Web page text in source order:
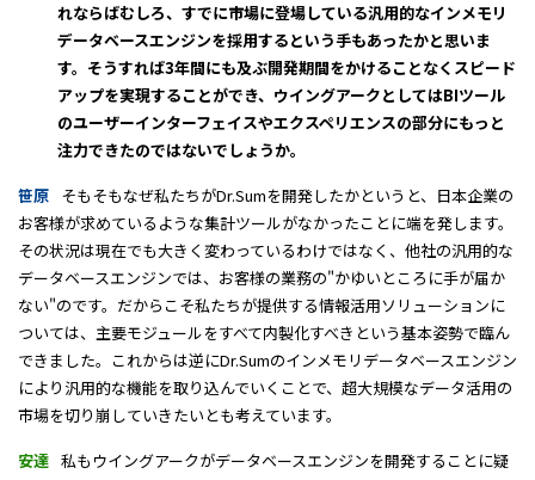
れならばむしろ、すでに市場に登場している汎用的なインメモリ
データベースエンジンを採用するという手もあったかと思いま
す。そうすれば3年間にも及ぶ開発期間をかけることなくスピード
アップを実現することができ、ウイングアークとしてはBIツール
のユーザーインターフェイスやエクスペリエンスの部分にもっと
注力できたのではないでしょうか。
笹原 そもそもなぜ私たちがDr.Sumを開発したかというと、日本企業の
お客様が求めているような集計ツールがなかったことに端を発します。
その状況は現在でも大きく変わっているわけではなく、他社の汎用的な
データベースエンジンでは、お客様の業務の"かゆいところに手が届か
ない"のです。だからこそ私たちが提供する情報活用ソリューションに
ついては、主要モジュールをすべて内製化すべきという基本姿勢で臨ん
できました。これからは逆にDr.Sumのインメモリデータベースエンジン
により汎用的な機能を取り込んでいくことで、超大規模なデータ活用の
市場を切り崩していきたいとも考えています。
安達 私もウイングアークがデータベースエンジンを開発することに疑